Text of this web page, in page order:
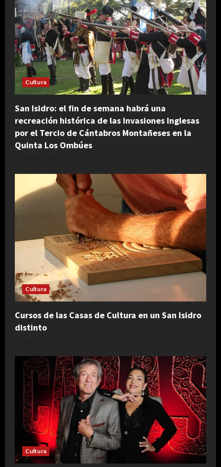
Cultura
San Isidro: el fin de semana habrá una
recreación histórica de las Invasiones Inglesas
por el Tercio de Cántabros Montañeses en la
Quinta Los Ombúes
Cultura
Cursos de las Casas de Cultura en un San Isidro
distinto
Cultura